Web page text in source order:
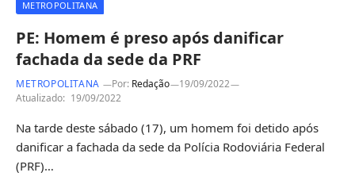
METROPOLITANA
PE: Homem é preso após danificar
fachada da sede da PRF
METROPOLITANA Por: Redação
19/09/2022
Atualizado: 19/09/2022
Na tarde deste sábado (17), um homem foi detido após
danificar a fachada da sede da Polícia Rodoviária Federal
(PRF)…